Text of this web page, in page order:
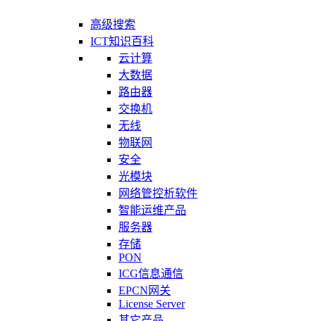
高级搜索
ICT知识百科
云计算
大数据
路由器
交换机
无线
物联网
安全
光模块
网络管控析软件
智能运维产品
服务器
存储
PON
ICG信息通信
EPCN网关
License Server